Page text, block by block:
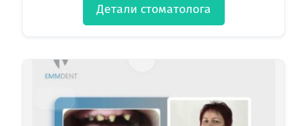
Детали стоматолога